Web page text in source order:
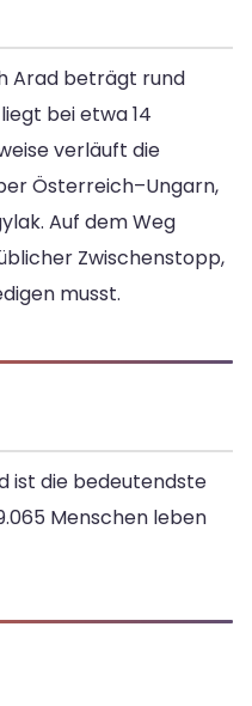
Arad beträgt rund
bei etwa 14
verläuft die
Österreich–Ungarn,
Auf dem Weg
Zwischenstopp,
musst.
ist die bedeutendste
Menschen leben